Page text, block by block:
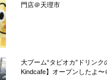
門店＠天理市
大ブーム“タピオカ”ドリン
Kindcafe】オープンしたよ〜